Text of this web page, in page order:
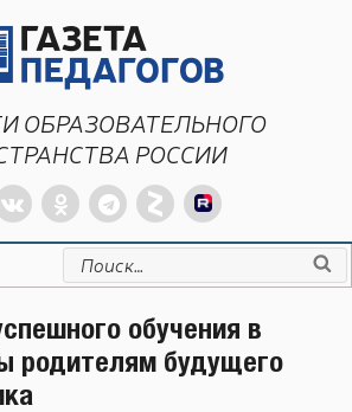
ОБРАЗОВАТЕЛЬНОГО
РОССИИ
Искать:
обучения в
родителям будущего